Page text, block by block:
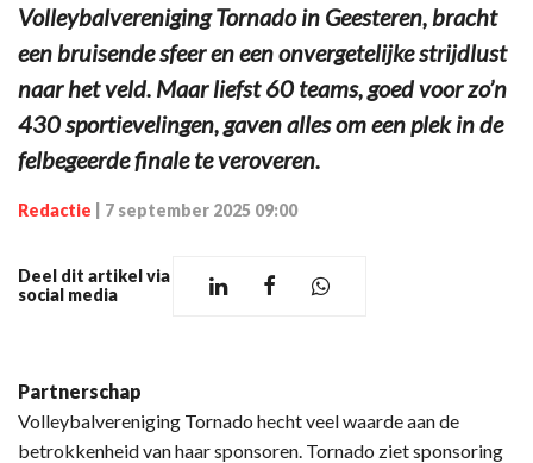
Volleybalvereniging Tornado in Geesteren, bracht
een bruisende sfeer en een onvergetelijke strijdlust
naar het veld. Maar liefst 60 teams, goed voor zo’n
430 sportievelingen, gaven alles om een plek in de
felbegeerde finale te veroveren.
Redactie 7 september 2025 09:00
Deel dit artikel via
social media
Partnerschap
Volleybalvereniging Tornado hecht veel waarde aan de
betrokkenheid van haar sponsoren. Tornado ziet sponsoring